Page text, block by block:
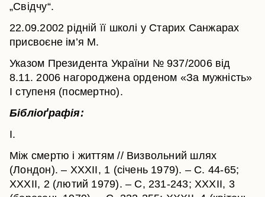
„Свідчу“.
22.09.2002 рідній її школі у Старих Санжарах
присвоєне ім’я М.
Указом Президента України № 937/2006 від
8.11. 2006 нагороджена орденом «За мужність»
І ступеня (посмертно).
Бібліоґрафія:
І.
Між смертю і життям // Визвольний шлях
(Лондон). – ХХХІІ, 1 (січень 1979). – С. 44-65;
ХХХІІ, 2 (лютий 1979). – С, 231-243; ХХХІІ, 3